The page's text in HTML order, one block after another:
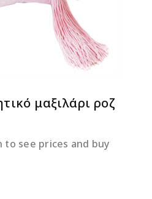
μαξιλάρι ροζ
to see prices and buy